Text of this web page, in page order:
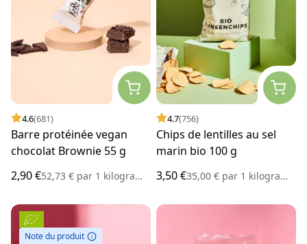
4.6(681)
Barre protéinée vegan
chocolat Brownie 55 g
2,90 €52,73 € par 1 kilogramme
4.7(756)
Chips de lentilles au sel
marin bio 100 g
3,50 €35,00 € par 1 kilogramme
Note du produit